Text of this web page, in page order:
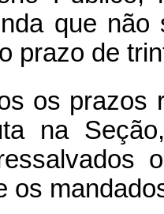
que
prazo de
os prazos
na
os